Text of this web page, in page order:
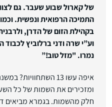
של קארול שבוע שעבר. גם
התמיכה הרפואית ונפשית.
בקהילת הזום של הדרן,
וע”י שרה ודני ברלוביץ
נמרו. "מזל טוב!”
ומזכירים את השמות של כל